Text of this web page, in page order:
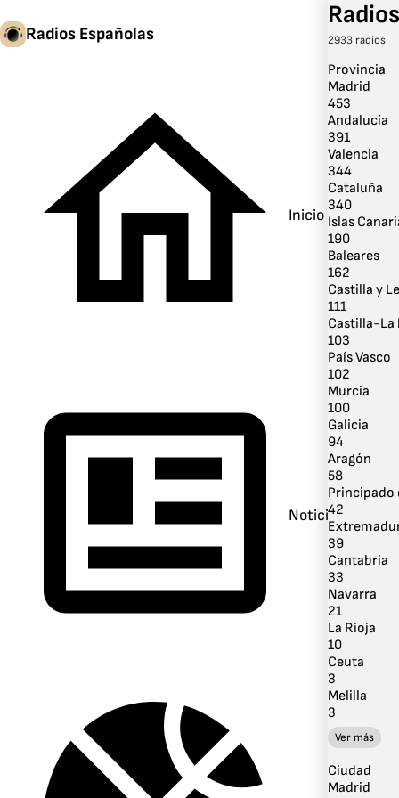
Radios Españolas
Inicio
Noticias
2933 radios
Provincia
Madrid
453
Andalucía
391
Valencia
344
Cataluña
340
Islas
190
Baleares
162
Castilla y
111
Castilla-La
103
País Vasco
102
Murcia
100
Galicia
94
Aragón
58
Principado
42
39
Cantabria
33
Navarra
21
La Rioja
10
Ceuta
3
Melilla
3
Ver más
Ciudad
Madrid